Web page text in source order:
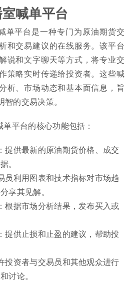
喊单平台
单平台是一种专门为原油期货交
和交易建议的在线服务。该平台
说和文字聊天等方式，将专业交
策略实时传递给投资者。这些喊
析、市场动态和基本面信息，旨
的交易决策。
平台的核心功能包括：
提供最新的原油期货价格、成交
。
员利用图表和技术指标对市场趋
享其见解。
根据市场分析结果，发布买入或
提供止损和止盈的建议，帮助投
投资者与交易员和其他观众进行
讨论。